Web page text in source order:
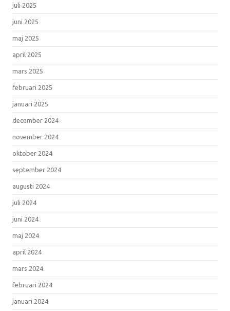
juli 2025
juni 2025
maj 2025
april 2025
mars 2025
februari 2025
januari 2025
december 2024
november 2024
oktober 2024
september 2024
augusti 2024
juli 2024
juni 2024
maj 2024
april 2024
mars 2024
februari 2024
januari 2024